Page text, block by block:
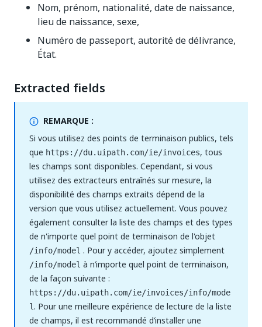
Nom, prénom, nationalité, date de naissance,
lieu de naissance, sexe,
Numéro de passeport, autorité de délivrance,
État.
Extracted fields
REMARQUE :
Si vous utilisez des points de terminaison publics, tels
que https://du.uipath.com/ie/invoices, tous
les champs sont disponibles. Cependant, si vous
utilisez des extracteurs entraînés sur mesure, la
disponibilité des champs extraits dépend de la
version que vous utilisez actuellement. Vous pouvez
également consulter la liste des champs et des types
de n'importe quel point de terminaison de l'objet
/info/model . Pour y accéder, ajoutez simplement
/info/model à n’importe quel point de terminaison,
de la façon suivante :
https://du.uipath.com/ie/invoices/info/mode
l. Pour une meilleure expérience de lecture de la liste
de champs, il est recommandé d’installer une